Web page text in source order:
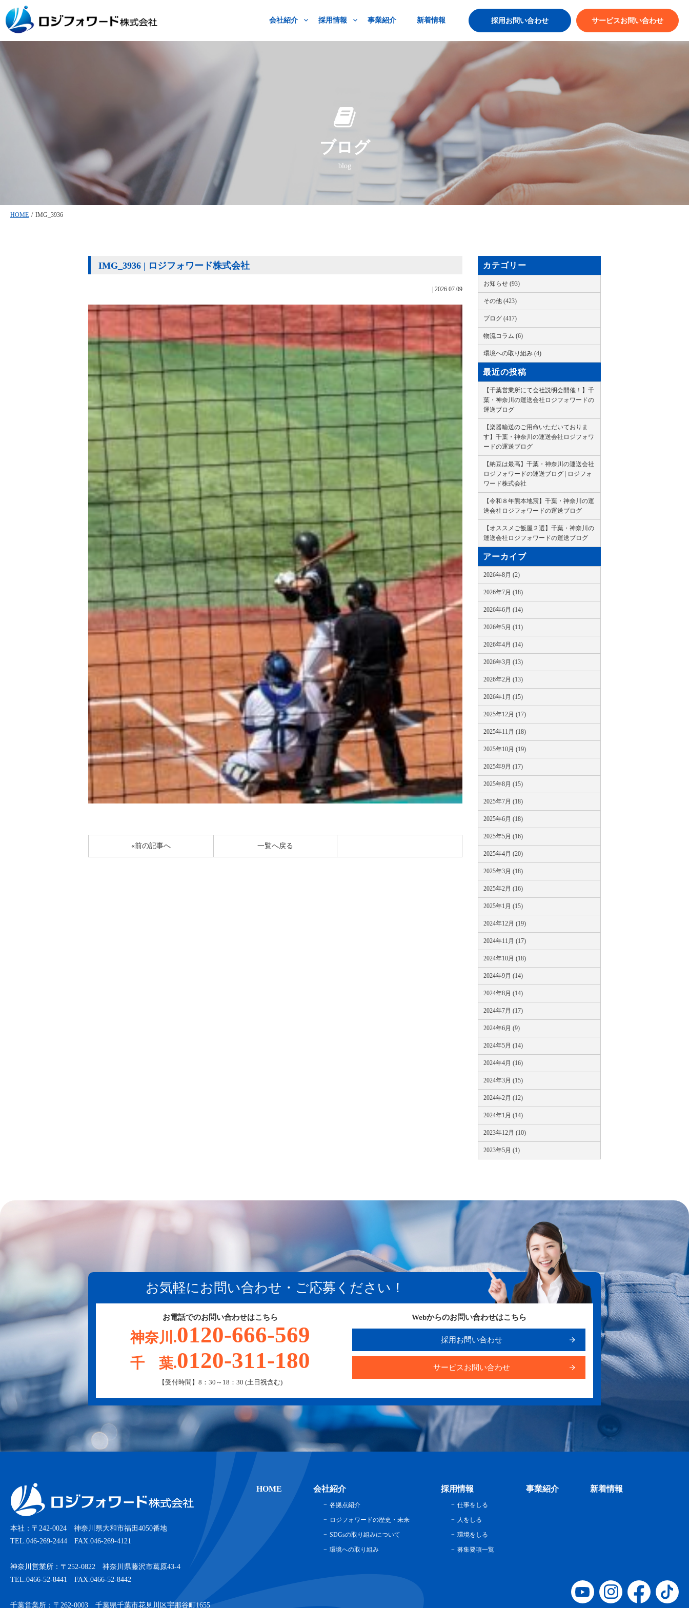
会社紹介 採用情報 事業紹介 新着情報 採用お問い合わせ サービスお問い合わせ
ブログ
blog
HOME / IMG_3936
IMG_3936 | ロジフォワード株式会社
2026.07.09
«前の記事へ 一覧へ戻る
カテゴリー
お知らせ (93)
その他 (423)
ブログ (417)
物流コラム (6)
環境への取り組み (4)
最近の投稿
【千葉営業所にて会社説明会開催！】千
葉・神奈川の運送会社ロジフォワードの
運送ブログ
【楽器輸送のご用命いただいておりま
す】千葉・神奈川の運送会社ロジフォワ
ードの運送ブログ
【納豆は最高】千葉・神奈川の運送会社
ロジフォワードの運送ブログ | ロジフォ
ワード株式会社
【令和８年熊本地震】千葉・神奈川の運
送会社ロジフォワードの運送ブログ
【オススメご飯屋２選】千葉・神奈川の
運送会社ロジフォワードの運送ブログ
アーカイブ
2026年8月 (2)
2026年7月 (18)
2026年6月 (14)
2026年5月 (11)
2026年4月 (14)
2026年3月 (13)
2026年2月 (13)
2026年1月 (15)
2025年12月 (17)
2025年11月 (18)
2025年10月 (19)
2025年9月 (17)
2025年8月 (15)
2025年7月 (18)
2025年6月 (18)
2025年5月 (16)
2025年4月 (20)
2025年3月 (18)
2025年2月 (16)
2025年1月 (15)
2024年12月 (19)
2024年11月 (17)
2024年10月 (18)
2024年9月 (14)
2024年8月 (14)
2024年7月 (17)
2024年6月 (9)
2024年5月 (14)
2024年4月 (16)
2024年3月 (15)
2024年2月 (12)
2024年1月 (14)
2023年12月 (10)
2023年5月 (1)
お気軽にお問い合わせ・ご応募ください！
お電話でのお問い合わせはこちら
神奈川.0120-666-569
千 葉.0120-311-180
【受付時間】8：30～18：30 (土日祝含む)
Webからのお問い合わせはこちら
採用お問い合わせ
サービスお問い合わせ
本社：〒242-0024 神奈川県大和市福田4050番地
TEL.046-269-2444 FAX.046-269-4121
神奈川営業所：〒252-0822 神奈川県藤沢市葛原43-4
TEL.0466-52-8441 FAX.0466-52-8442
千葉営業所：〒262-0003 千葉県千葉市花見川区宇那谷町1655
HOME 会社紹介
各拠点紹介
ロジフォワードの歴史・未来
SDGsの取り組みについて
環境への取り組み
採用情報
仕事をしる
人をしる
環境をしる
募集要項一覧
事業紹介 新着情報